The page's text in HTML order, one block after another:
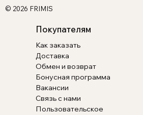
© 2026 FRIMIS
Покупателям
Как заказать
Доставка
Обмен и возврат
Бонусная программа
Вакансии
Связь с нами
Пользовательское